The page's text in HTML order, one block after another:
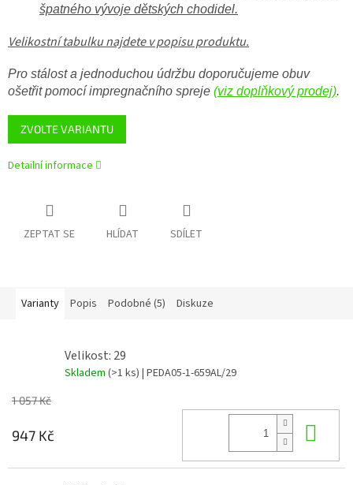
ZVOLTE VARIANTU
špatného vývoje dětských chodidel.
Velikostní tabulku najdete v popisu produktu.
Pro stálost a jednoduchou údržbu doporučujeme obuv
ošetřit pomocí impregnačního spreje (viz doplňkový prodej).
Detailní informace
ZEPTAT SE HLÍDAT SDÍLET
Varianty Popis Podobné (5) Diskuze
Velikost: 29
Skladem (>1 ks) | PEDA05-1-659AL/29
1 057 Kč
947 Kč